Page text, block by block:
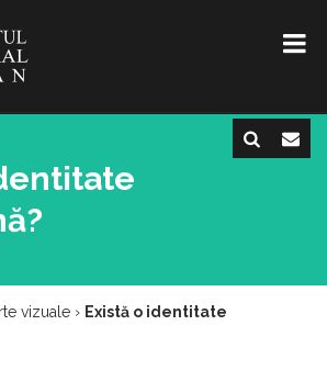
vizuale › Există o identitate